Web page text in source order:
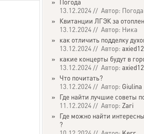
»
Погода
13.12.2024 // Автор: Погода
» Квитанции ЛГЭК за
13.12.2024 // Автор: Ника
» как отличить подделку
13.12.2024 // Автор:
» какие концерты будут в
13.12.2024 // Автор:
» Что почитать?
13.12.2024 // Автор: Giulina
» Где найти лучшие советы
11.12.2024 // Автор: Zari
» Где можно найти
?